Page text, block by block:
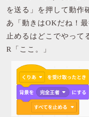
を送る」を押して動作
あ「動きはOKだね！
止めるはどこでやって
R「ここ。」